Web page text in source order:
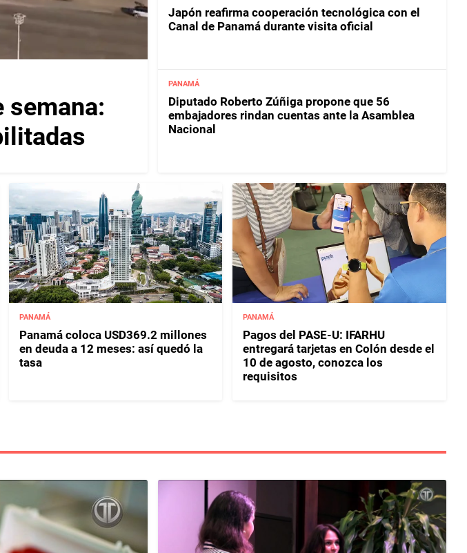
semana:
Japón reafirma cooperación tecnológica con el
Canal de Panamá durante visita oficial
PANAMÁ
Diputado Roberto Zúñiga propone que 56
embajadores rindan cuentas ante la Asamblea
Nacional
PANAMÁ
Panamá coloca USD369.2 millones
en deuda a 12 meses: así quedó la
tasa
PANAMÁ
Pagos del PASE-U: IFARHU
entregará tarjetas en Colón desde el
10 de agosto, conozca los
requisitos